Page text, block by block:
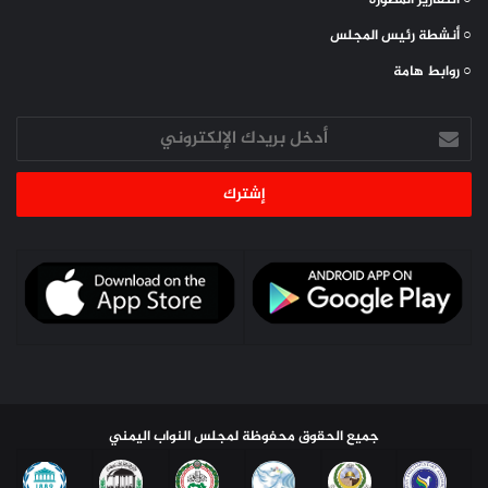
○ أنشطة رئيس المجلس
○ روابط هامة
أدخل
بريدك
الإلكتروني
جميع الحقوق محفوظة لمجلس النواب اليمني